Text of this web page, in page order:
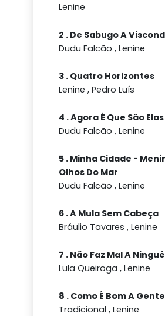
Lenine
2 . De Sabugo A
Dudu Falcão , Lenine
3 . Quatro Horizontes
Lenine , Pedro Luís
4 . Agora É Que São Elas
Dudu Falcão , Lenine
5 . Minha Cidade -
Olhos Do Mar
Dudu Falcão , Lenine
6 . A Mula Sem Cabeça
Bráulio Tavares , Lenine
7 . Não Faz Mal A
Lula Queiroga , Lenine
8 . Como É Bom A
Tradicional , Lenine